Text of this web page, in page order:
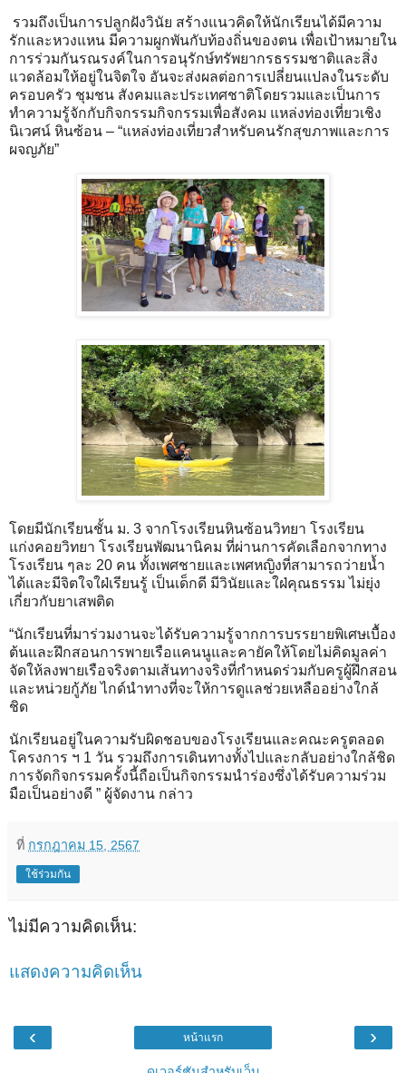
รวมถึงเป็นการปลูกฝังวินัย สร้างแนวคิดให้นักเรียนได้มีความ
รักและหวงแหน มีความผูกพันกับท้องถิ่นของตน เพื่อเป้าหมายใน
การร่วมกันรณรงค์ในการอนุรักษ์ทรัพยากรธรรมชาติและสิ่ง
แวดล้อมให้อยู่ในจิตใจ อันจะส่งผลต่อการเปลี่ยนแปลงในระดับ
ครอบครัว ชุมชน สังคมและประเทศชาติโดยรวมและเป็นการ
ทำความรู้จักกับกิจกรรมกิจกรรมเพื่อสังคม แหล่งท่องเที่ยวเชิง
นิเวศน์ หินซ้อน – “แหล่งท่องเที่ยวสำหรับคนรักสุขภาพและการ
ผจญภัย”
โดยมีนักเรียนชั้น ม. 3 จากโรงเรียนหินซ้อนวิทยา โรงเรียน
แก่งคอยวิทยา โรงเรียนพัฒนานิคม ที่ผ่านการคัดเลือกจากทาง
โรงเรียน ๆละ 20 คน ทั้งเพศชายและเพศหญิงที่สามารถว่ายน้ำ
ได้และมีจิตใจใฝ่เรียนรู้ เป็นเด็กดี มีวินัยและใฝ่คุณธรรม ไม่ยุ่ง
เกี่ยวกับยาเสพติด
“นักเรียนที่มาร่วมงานจะได้รับความรู้จากการบรรยายพิเศษเบื้อง
ต้นและฝึกสอนการพายเรือแคนนูและคายัคให้โดยไม่คิดมูลค่า
จัดให้ลงพายเรือจริงตามเส้นทางจริงที่กำหนดร่วมกับครูผู้ฝึกสอน
และหน่วยกู้ภัย ไกด์นำทางที่จะให้การดูแลช่วยเหลืออย่างใกล้
ชิด
นักเรียนอยู่ในความรับผิดชอบของโรงเรียนและคณะครูตลอด
โครงการ ฯ 1 วัน รวมถึงการเดินทางทั้งไปและกลับอย่างใกล้ชิด
การจัดกิจกรรมครั้งนี้ถือเป็นกิจกรรมนำร่องซึ่งได้รับความร่วม
มือเป็นอย่างดี ” ผู้จัดงาน กล่าว
ที่ กรกฎาคม 15, 2567
ใช้ร่วมกัน
ไม่มีความคิดเห็น:
แสดงความคิดเห็น
‹ ›
หน้าแรก